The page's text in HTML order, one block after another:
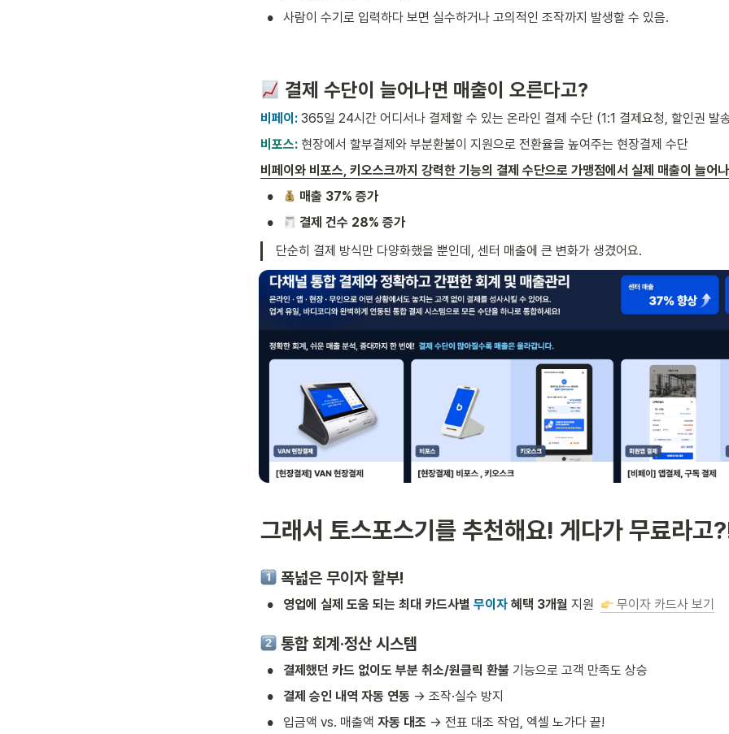
• 사람이 수기로 입력하다 보면 실수하거나 고의적인 조작까지 발생할 수 있음.
결제 수단이 늘어나면 매출이 오른다고?
비페이: 365일 24시간 어디서나 결제할 수 있는 온라인 결제 수단 (1:1 결제요청, 할인권 발
비포스: 현장에서 할부결제와 부분환불이 지원으로 전환율을 높여주는 현장결제 수단
비페이와 비포스, 키오스크까지 강력한 기능의 결제 수단으로 가맹점에서 실제 매출이 늘어
• 매출 37% 증가
•
결제 건수 28% 증가
단순히 결제 방식만 다양화했을 뿐인데, 센터 매출에 큰 변화가 생겼어요.
그래서 토스포스기를 추천해요! 게다가 무료라고
폭넓은 무이자 할부!
• 영업에 실제 도움 되는 최대 카드사별 무이자 혜택 3개월 지원 무이자 카드사 보기
통합 회계·정산 시스템
• 결제했던 카드 없이도 부분 취소/원클릭 환불 기능으로 고객 만족도 상승
• 결제 승인 내역 자동 연동 → 조작·실수 방지
• 입금액 vs. 매출액 자동 대조 → 전표 대조 작업, 엑셀 노가다 끝!